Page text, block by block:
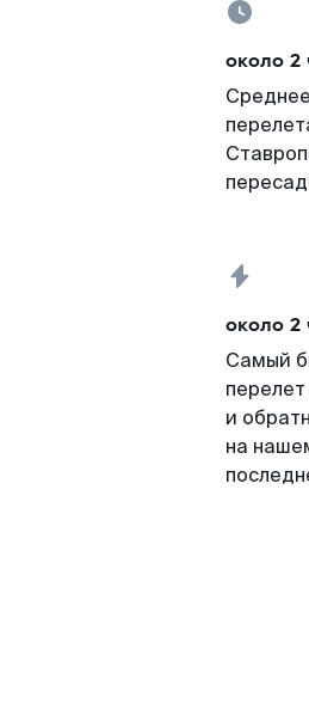
около 2
около 2
Самый
и
на